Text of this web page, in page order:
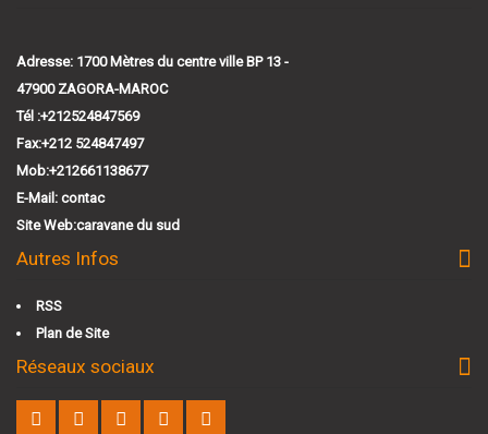
Adresse: 1700 Mètres du centre ville BP 13 -
47900 ZAGORA-MAROC
Tél :+212524847569
Fax:+212 524847497
Mob:+212661138677
E-Mail: contac
Site Web:caravane du sud
Autres Infos
RSS
Plan de Site
Réseaux sociaux